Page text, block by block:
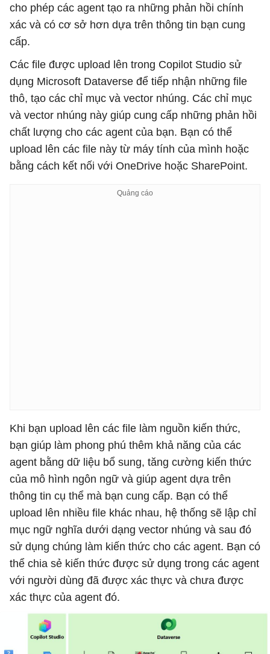
cho phép các agent tạo ra những phản hồi chính
xác và có cơ sở hơn dựa trên thông tin bạn cung
cấp.
Các file được upload lên trong Copilot Studio sử
dụng Microsoft Dataverse để tiếp nhận những file
thô, tạo các chỉ mục và vector nhúng. Các chỉ mục
và vector nhúng này giúp cung cấp những phản hồi
chất lượng cho các agent của bạn. Bạn có thể
upload lên các file này từ máy tính của mình hoặc
bằng cách kết nối với OneDrive hoặc SharePoint.
Khi bạn upload lên các file làm nguồn kiến ​​thức,
bạn giúp làm phong phú thêm khả năng của các
agent bằng dữ liệu bổ sung, tăng cường kiến ​​thức
của mô hình ngôn ngữ và giúp agent dựa trên
thông tin cụ thể mà bạn cung cấp. Bạn có thể
upload lên nhiều file khác nhau, hệ thống sẽ lập chỉ
mục ngữ nghĩa dưới dạng vector nhúng và sau đó
sử dụng chúng làm kiến ​​thức cho các agent. Bạn có
thể chia sẻ kiến ​​thức được sử dụng trong các agent
với người dùng đã được xác thực và chưa được
xác thực của agent đó.